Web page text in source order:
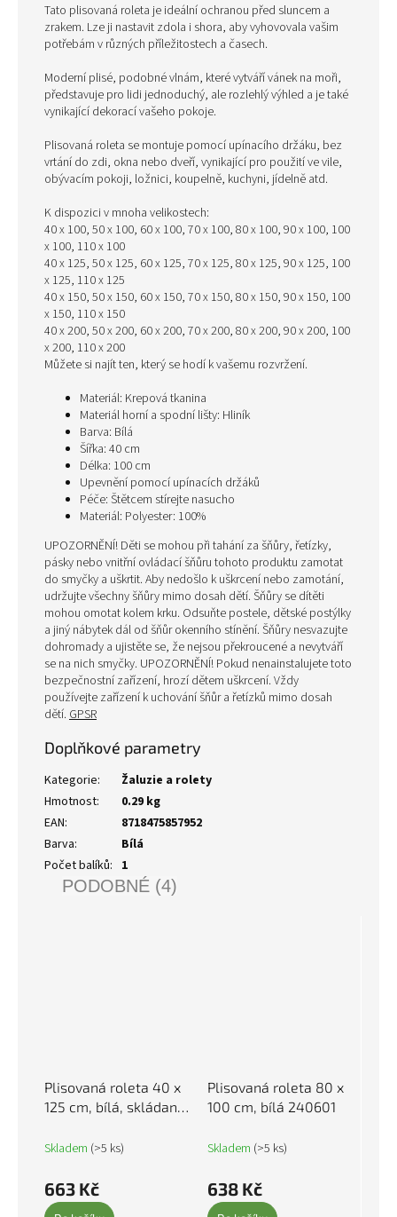
Tato plisovaná roleta je ideální ochranou před sluncem a
zrakem. Lze ji nastavit zdola i shora, aby vyhovovala vašim
potřebám v různých příležitostech a časech.
Moderní plisé, podobné vlnám, které vytváří vánek na moři,
představuje pro lidi jednoduchý, ale rozlehlý výhled a je také
vynikající dekorací vašeho pokoje.
Plisovaná roleta se montuje pomocí upínacího držáku, bez
vrtání do zdi, okna nebo dveří, vynikající pro použití ve vile,
obývacím pokoji, ložnici, koupelně, kuchyni, jídelně atd.
K dispozici v mnoha velikostech:
40 x 100, 50 x 100, 60 x 100, 70 x 100, 80 x 100, 90 x 100, 100
x 100, 110 x 100
40 x 125, 50 x 125, 60 x 125, 70 x 125, 80 x 125, 90 x 125, 100
x 125, 110 x 125
40 x 150, 50 x 150, 60 x 150, 70 x 150, 80 x 150, 90 x 150, 100
x 150, 110 x 150
40 x 200, 50 x 200, 60 x 200, 70 x 200, 80 x 200, 90 x 200, 100
x 200, 110 x 200
Můžete si najít ten, který se hodí k vašemu rozvržení.
Materiál: Krepová tkanina
Materiál horní a spodní lišty: Hliník
Barva: Bílá
Šířka: 40 cm
Délka: 100 cm
Upevnění pomocí upínacích držáků
Péče: Štětcem stírejte nasucho
Materiál: Polyester: 100%
UPOZORNĚNÍ! Děti se mohou při tahání za šňůry, řetízky,
pásky nebo vnitřní ovládací šňůru tohoto produktu zamotat
do smyčky a uškrtit. Aby nedošlo k uškrcení nebo zamotání,
udržujte všechny šňůry mimo dosah dětí. Šňůry se dítěti
mohou omotat kolem krku. Odsuňte postele, dětské postýlky
a jiný nábytek dál od šňůr okenního stínění. Šňůry nesvazujte
dohromady a ujistěte se, že nejsou překroucené a nevytváří
se na nich smyčky. UPOZORNĚNÍ! Pokud nenainstalujete toto
bezpečnostní zařízení, hrozí dětem uškrcení. Vždy
používejte zařízení k uchování šňůr a řetízků mimo dosah
dětí. GPSR
Doplňkové parametry
Kategorie:
Žaluzie a rolety
Hmotnost:
0.29 kg
EAN:
8718475857952
Barva:
Bílá
Počet balíků: 1
PODOBNÉ (4)
Plisovaná roleta 40 x
125 cm, bílá, skládaná
Skladem (>5 ks)
663 Kč
Plisovaná roleta 80 x
100 cm, bílá 240601
Skladem (>5 ks)
638 Kč